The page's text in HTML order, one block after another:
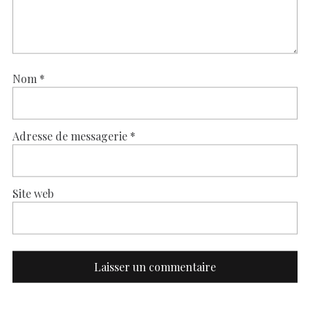
Nom *
Adresse de messagerie *
Site web